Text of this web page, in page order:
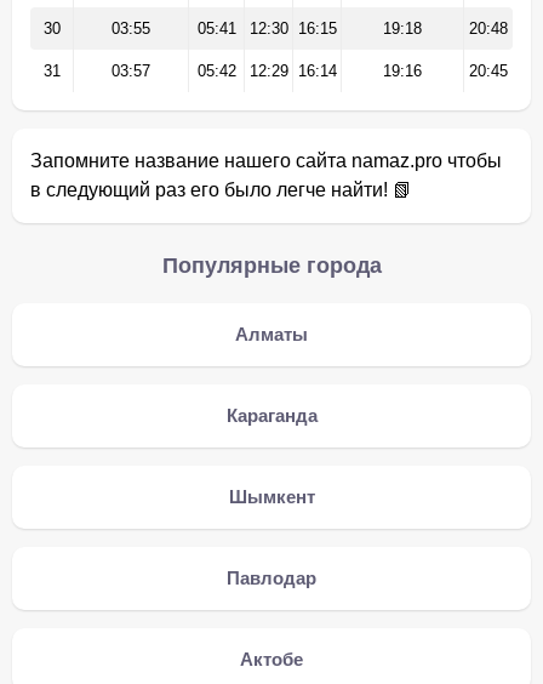
30 03:55 05:41 12:30 16:15 19:18 20:48
31 03:57 05:42 12:29 16:14 19:16 20:45
Запомните название нашего сайта namaz.pro чтобы
в следующий раз его было легче найти! 📗
Популярные города
Алматы
Караганда
Шымкент
Павлодар
Актобе